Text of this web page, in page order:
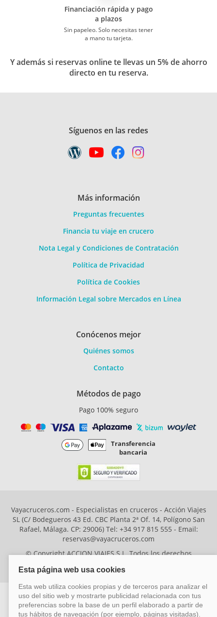
Financiación rápida y pago
a plazos
Sin papeleo. Solo necesitas tener
a mano tu tarjeta.
Y además si reservas online te llevas un 5% de ahorro
directo en tu reserva.
Síguenos en las redes
Más información
Preguntas frecuentes
Financia tu viaje en crucero
Nota Legal y Condiciones de Contratación
Política de Privacidad
Política de Cookies
Información Legal sobre Mercados en Línea
Conócenos mejor
Quiénes somos
Contacto
Métodos de pago
Pago 100% seguro
Transferencia
bancaria
Vayacruceros.com - Especialistas en cruceros - Acción Viajes
SL (C/ Bodegueros 43 Ed. CBC Planta 2ª Of. 14, Polígono San
Rafael, Málaga. CP: 29006) Tel: +34 917 815 555 - Email:
reservas@vayacruceros.com
© Copyright ACCION VIAJES S.L. Todos los derechos